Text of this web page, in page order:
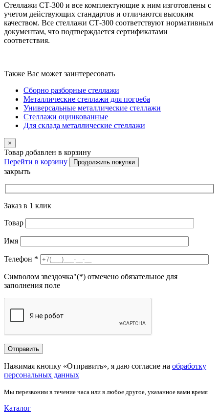
Стеллажи СТ-300 и все комплектующие к ним изготовлены с
учетом действующих стандартов и отличаются высоким
качеством. Все стеллажи СТ-300 соответствуют нормативным
документам, что подтверждается сертификатами
соответствия.
Также Вас может заинтересовать
Сборно разборные стеллажи
Металлические стеллажи для погреба
Универсальные металлические стеллажи
Стеллажи оцинкованные
Для склада металлические стеллажи
×
Товар добавлен в корзину
Перейти в корзину
Продолжить покупки
закрыть
Заказ в 1 клик
Товар
Имя
Телефон *
Символом звездочка"(*) отмечено обязательное для
заполнения поле
Нажимая кнопку «Отправить», я даю согласие на обработку
персональных данных
Мы перезвоним в течение часа или в любое другое, указанное вами время
Каталог